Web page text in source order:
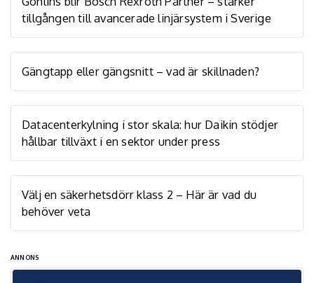
tillgången till avancerade linjärsystem i Sverige
Gängtapp eller gängsnitt – vad är skillnaden?
Datacenterkylning i stor skala: hur Daikin stödjer
hållbar tillväxt i en sektor under press
Välj en säkerhetsdörr klass 2 – Här är vad du
behöver veta
ANNONS